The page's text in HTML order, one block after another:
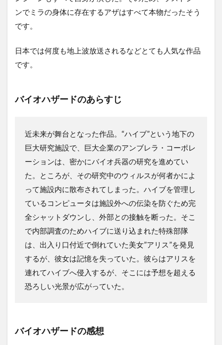
ンでミラの身体に存在するアザはすべて本物だったそう
です。
日本では何度も地上波放送されるなどとても人気な作品
です。
バイオハザードのあらすじ
近未来が舞台となった作品。“ハイブ”という地下の
巨大研究施設で、巨大企業のアンブレラ・コーポレ
ーションは、密かにバイオ兵器の研究を進めてい
た。ところが、その研究中のウィルスが何者かによ
って施設内に散布されてしまった。ハイブを管理し
ているコンピュータは施設外への伝染を防ぐため完
全シャットダウンし、外部との接触を断った。そこ
で内部調査のためハイブに送り込まれた特殊部隊
は、出入り口付近で倒れていた美女”アリス”を発見
するが、彼女は記憶を失っていた。彼らはアリスを
連れてハイブへ侵入するが、そこには予想を超える
恐ろしい光景が広がっていた。
バイオハザードの感想